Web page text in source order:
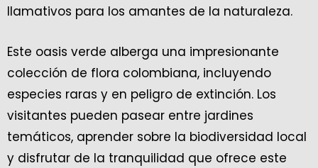
llamativos para los amantes de la naturaleza.
Este oasis verde alberga una impresionante
colección de flora colombiana, incluyendo
especies raras y en peligro de extinción. Los
visitantes pueden pasear entre jardines
temáticos, aprender sobre la biodiversidad local
y disfrutar de la tranquilidad que ofrece este